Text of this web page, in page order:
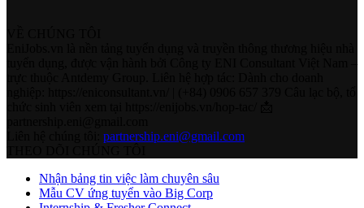
partnership.eni@gmail.com
Nhận bảng tin việc làm chuyên sâu
Mẫu CV ứng tuyển vào Big Corp